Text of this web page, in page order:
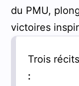
du PMU,
victoires
Trois
: